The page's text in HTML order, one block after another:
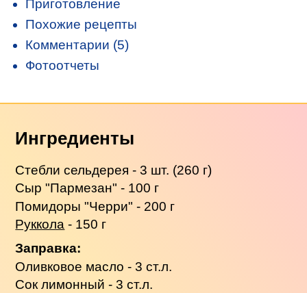
Приготовление
Похожие рецепты
Комментарии (5)
Фотоотчеты
Ингредиенты
Стебли сельдерея - 3 шт. (260 г)
Сыр "Пармезан" - 100 г
Помидоры "Черри" - 200 г
Руккола - 150 г
Заправка:
Оливковое масло - 3 ст.л.
Сок лимонный - 3 ст.л.